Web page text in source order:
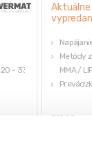
– 330
Aktuálne
Metódy
MMA /
210,00